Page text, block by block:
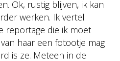
Ok, rustig blijven, ik kan
werken. Ik vertel
reportage die ik moet
haar een fotootje mag
is ze. Meteen in de